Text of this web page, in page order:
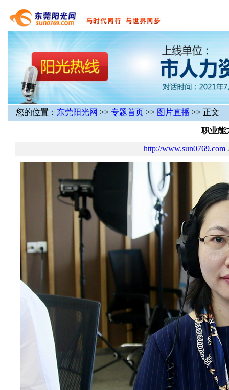
您的位置： 东莞阳光网 >> 专题首页 >> 图片直播 >> 正文
职业能
http://www.sun0769.com